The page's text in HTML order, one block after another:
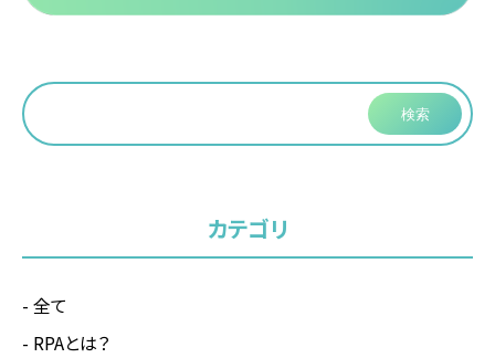
検索
カテゴリ
全て
RPAとは？